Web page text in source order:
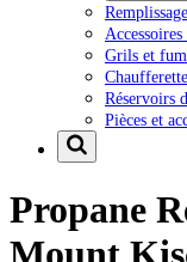
Grils et
Réservoirs
Pièces et
Propane